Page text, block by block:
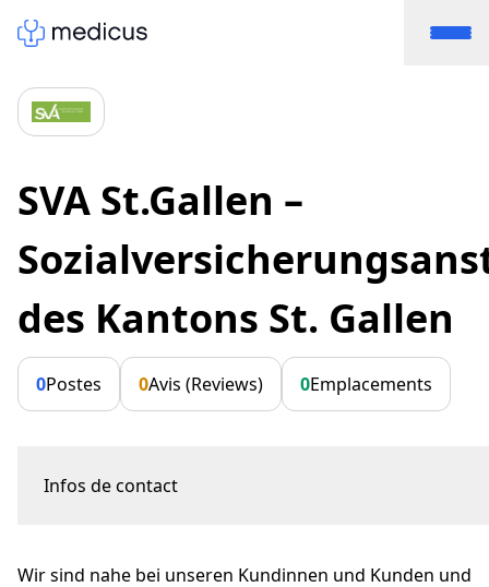
SVA St.Gallen –
des Kantons St. Gallen
0Postes 0Avis (Reviews) 0Emplacements
Infos de contact
Marcel Etter
Wir sind nahe bei unseren Kundinnen und Kunden und